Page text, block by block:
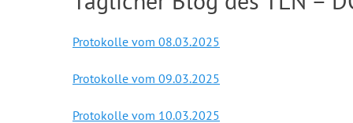
Protokolle vom 08.03.2025
Protokolle vom 09.03.2025
Protokolle vom 10.03.2025